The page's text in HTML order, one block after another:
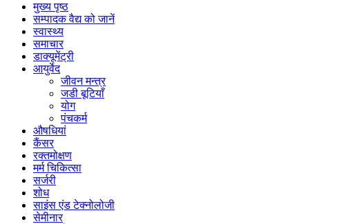
मुख्य पृष्ठ
सम्पादक वैद्य को जानें
स्वास्थ्य
समाचार
डाक्यूमेंट्री
आयुर्वेद
जीवन मन्त्र
जडी बूटियाँ
योग
पंचकर्म
औषधियां
कैंसर
रक्तमोक्षण
मर्म चिकित्सा
सर्जरी
शोध
साइंस एंड टेक्नोलोजी
सेमीनार